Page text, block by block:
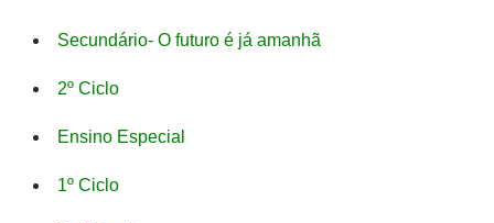
Secundário- O futuro é já amanhã
2º Ciclo
Ensino Especial
1º Ciclo